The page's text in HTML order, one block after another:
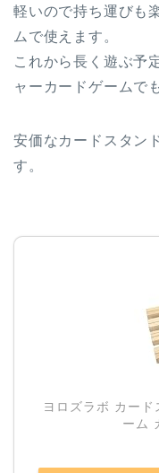
軽いので持ち運びも
ムで使えます。
これから長く遊ぶ予
ャーカードゲームで
安価なカードスタン
す。
ヨロズラボ カー
ーム